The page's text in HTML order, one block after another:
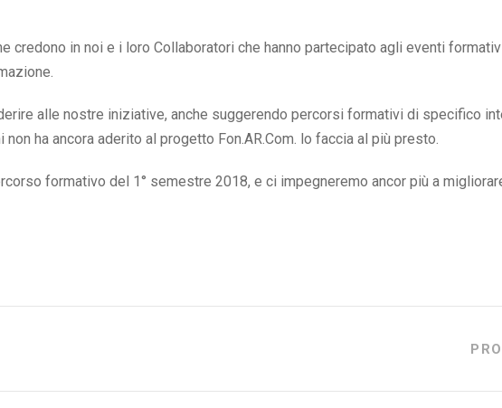
credono in noi e i loro Collaboratori che hanno partecipato agli eventi
alle nostre iniziative, anche suggerendo percorsi formativi di specifico
ha ancora aderito al progetto Fon.AR.Com. lo faccia al più presto.
formativo del 1° semestre 2018, e ci impegneremo ancor più a